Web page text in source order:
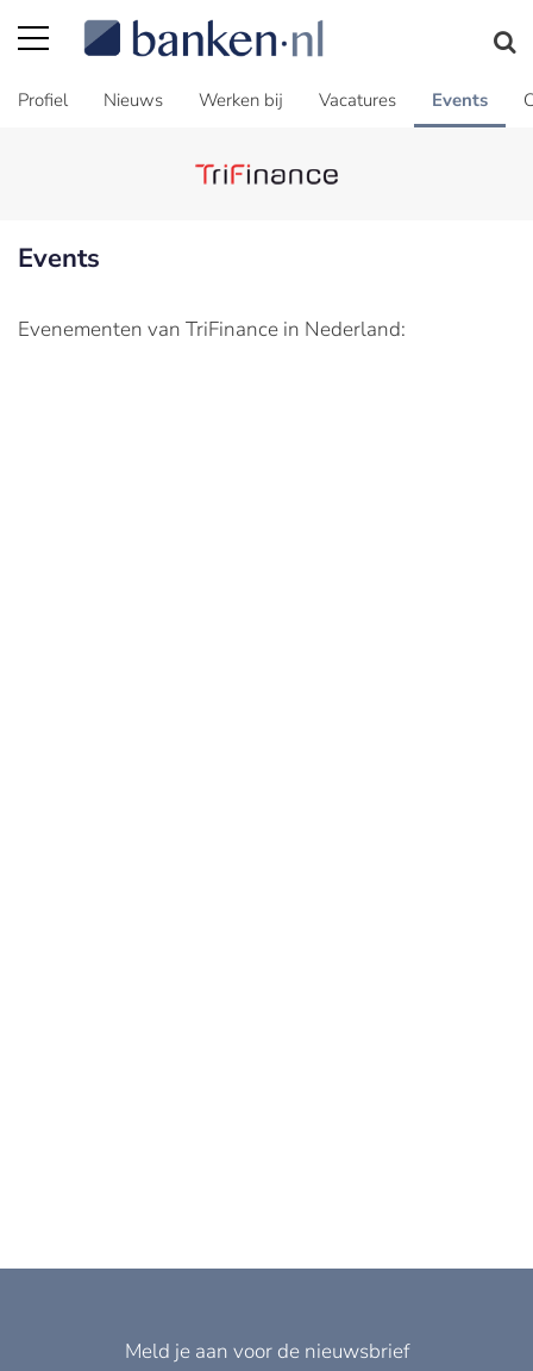
Profiel Nieuws Werken bij Vacatures Events
Events
Evenementen van TriFinance in Nederland:
Meld je aan voor de nieuwsbrief